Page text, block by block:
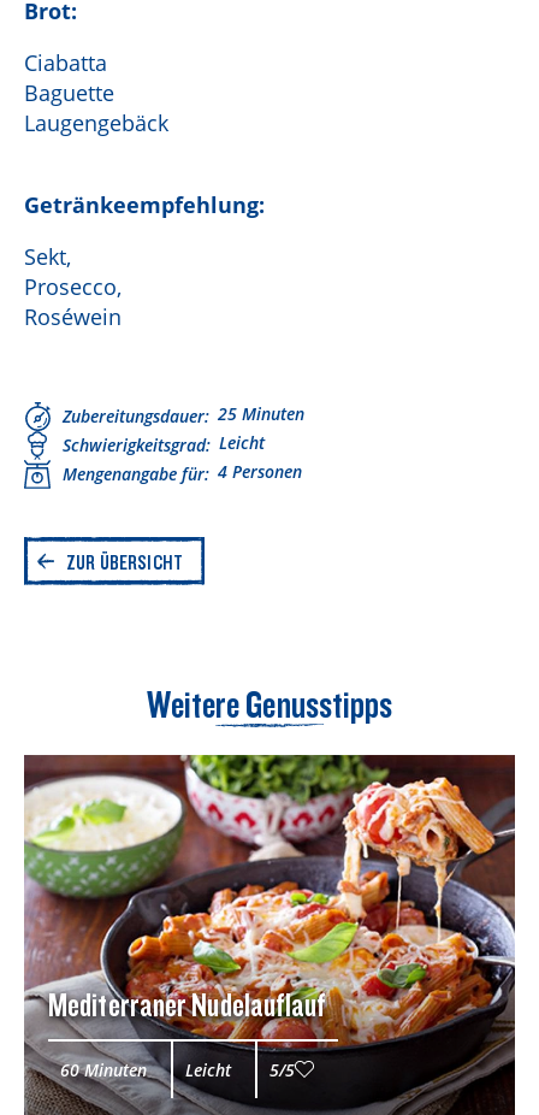
Brot:
Ciabatta
Baguette
Laugengebäck
Getränkeempfehlung:
Sekt,
Prosecco,
Roséwein
Zubereitungsdauer 25 Minuten
Schwierigkeitsgrad Leicht
Mengenangabe für 4 Personen
ZUR ÜBERSICHT
Weitere Genusstipps
Mediterraner Nudelauflauf
60 Minuten Leicht 5/5